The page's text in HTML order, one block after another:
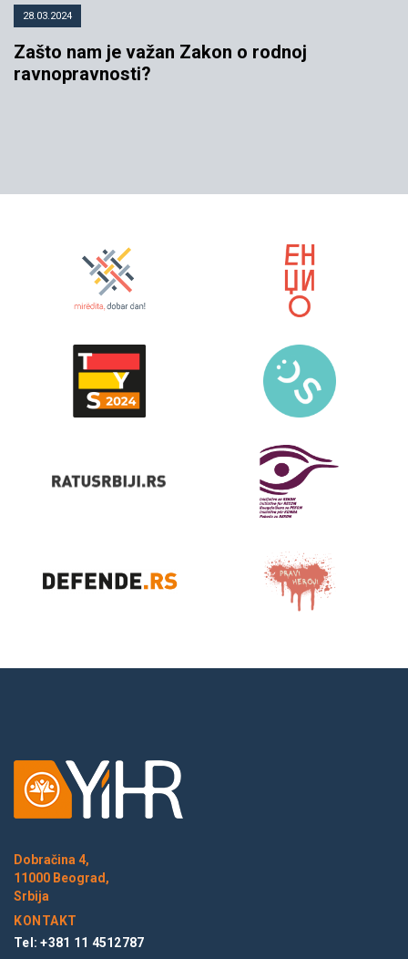
28.03.2024
Zašto nam je važan Zakon o rodnoj
ravnopravnosti?
Dobračina 4,
11000 Beograd,
Srbija
KONTAKT
Tel: +381 11 4512787